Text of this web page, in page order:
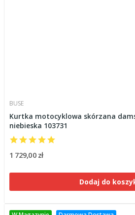
BUSE
Kurtka motocyklowa skórzana
niebieska 103731
1 729,00 zł
Dodaj do